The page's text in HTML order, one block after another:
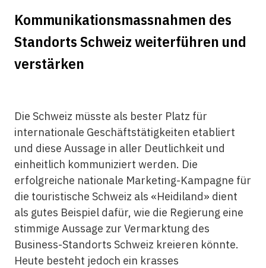
Kommunikationsmassnahmen des
Standorts Schweiz weiterführen und
verstärken
Die Schweiz müsste als bester Platz für
internationale Geschäftstätigkeiten etabliert
und diese Aussage in aller Deutlichkeit und
einheitlich kommuniziert werden. Die
erfolgreiche nationale Marketing-Kampagne für
die touristische Schweiz als «Heidiland» dient
als gutes Beispiel dafür, wie die Regierung eine
stimmige Aussage zur Vermarktung des
Business-Standorts Schweiz kreieren könnte.
Heute besteht jedoch ein krasses